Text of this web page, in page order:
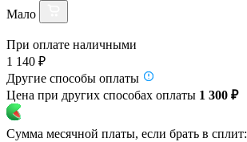
Мало
При оплате наличными
1 140 ₽
Другие способы оплаты
Цена при других способах оплаты 1 300 ₽
Сумма месячной платы, если брать в сплит: